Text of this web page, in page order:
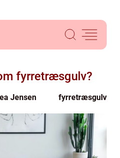
fyrretræsgulv?
Jensen fyrretræsgulv